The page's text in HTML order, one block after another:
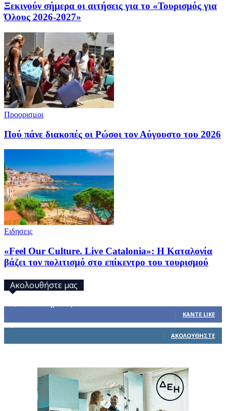
Ξεκινούν σήμερα οι αιτήσεις για το «Τουρισμός για
Όλους 2026-2027»
Προορισμοι
Πού πάνε διακοπές οι Ρώσοι τον Αύγουστο του 2026
Ειδησεις
«Feel Our Culture. Live Catalonia»: Η Καταλονία
βάζει τον πολιτισμό στο επίκεντρο του τουρισμού
Ακολουθήστε μας
ΚΆΝΤΕ LIKE
ΑΚΟΛΟΥΘΉΣΤΕ